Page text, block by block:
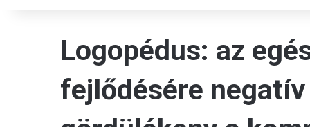
Logopédus: az
fejlődésére